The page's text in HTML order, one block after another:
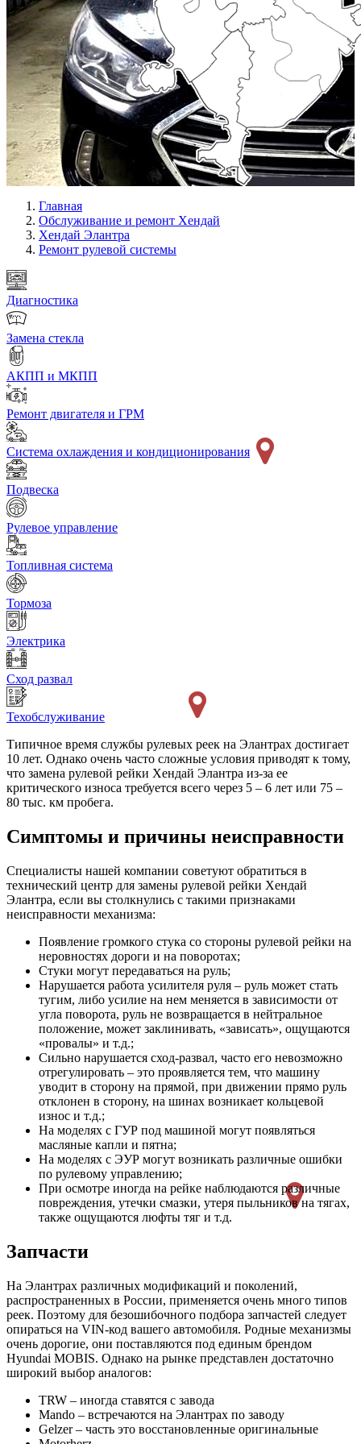
Главная
Обслуживание и ремонт Хендай
Хендай Элантра
Ремонт рулевой системы
Диагностика
Замена стекла
АКПП и МКПП
Ремонт двигателя и ГРМ
Система охлаждения и кондиционирования
Подвеска
Рулевое управление
Топливная система
Тормоза
Электрика
Сход развал
Техобслуживание
Типичное время службы рулевых реек на Элантрах достигает
10 лет. Однако очень часто сложные условия приводят к тому,
что замена рулевой рейки Хендай Элантра из-за ее
критического износа требуется всего через 5 – 6 лет или 75 –
80 тыс. км пробега.
Симптомы и причины неисправности
Специалисты нашей компании советуют обратиться в
технический центр для замены рулевой рейки Хендай
Элантра, если вы столкнулись с такими признаками
неисправности механизма:
Появление громкого стука со стороны рулевой рейки на
неровностях дороги и на поворотах;
Стуки могут передаваться на руль;
Нарушается работа усилителя руля – руль может стать
тугим, либо усилие на нем меняется в зависимости от
угла поворота, руль не возвращается в нейтральное
положение, может заклинивать, «зависать», ощущаются
«провалы» и т.д.;
Сильно нарушается сход-развал, часто его невозможно
отрегулировать – это проявляется тем, что машину
уводит в сторону на прямой, при движении прямо руль
отклонен в сторону, на шинах возникает кольцевой
износ и т.д.;
На моделях с ГУР под машиной могут появляться
масляные капли и пятна;
На моделях с ЭУР могут возникать различные ошибки
по рулевому управлению;
При осмотре иногда на рейке наблюдаются различные
повреждения, утечки смазки, утеря пыльников на тягах,
также ощущаются люфты тяг и т.д.
Запчасти
На Элантрах различных модификаций и поколений,
распространенных в России, применяется очень много типов
реек. Поэтому для безошибочного подбора запчастей следует
опираться на VIN-код вашего автомобиля. Родные механизмы
очень дорогие, они поставляются под единым брендом
Hyundai MOBIS. Однако на рынке представлен достаточно
широкий выбор аналогов:
TRW – иногда ставятся с завода
Mando – встречаются на Элантрах по заводу
Gelzer – часть это восстановленные оригинальные